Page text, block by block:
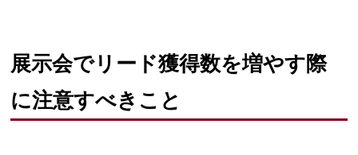
展示会でリード獲得数を増やす際
に注意すべきこと